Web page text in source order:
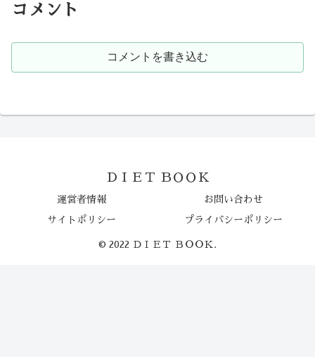
コメント
コメントを書き込む
ＤＩＥＴ ＢＯＯＫ
運営者情報 お問い合わせ
サイトポリシー プライバシーポリシー
© 2022 ＤＩＥＴ ＢＯＯＫ.